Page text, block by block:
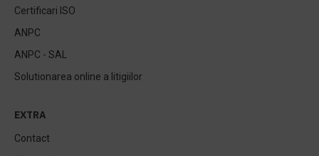
Certificari ISO
ANPC
ANPC - SAL
Solutionarea online a litigiilor
EXTRA
Contact